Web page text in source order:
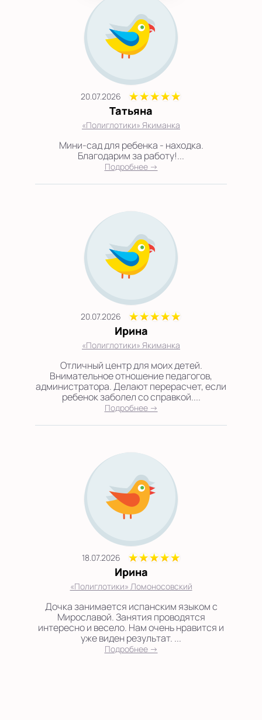
20.07.2026
Татьяна
«Полиглотики» Якиманка
Мини-сад для ребенка - находка.
Благодарим за работу!...
Подробнее →
20.07.2026
Ирина
«Полиглотики» Якиманка
Отличный центр для моих детей.
Внимательное отношение педагогов,
администратора. Делают перерасчет, если
ребенок заболел со справкой....
Подробнее →
18.07.2026
Ирина
«Полиглотики» Ломоносовский
Дочка занимается испанским языком с
Мирославой. Занятия проводятся
интересно и весело. Нам очень нравится и
уже виден результат. ...
Подробнее →